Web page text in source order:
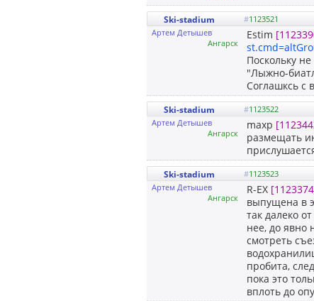
Ski-stadium #1123521
Артем Детышев
Ангарск
Estim
Поскольку
"Лыжно-
Соглашксь с
Ski-stadium #1123522
Артем Детышев
Ангарск
maxp
размещать
Ski-stadium #1123523
Артем Детышев
Ангарск
R-EX
выпущена в
так далеко
нее, до явно
смотреть
пробита,
пока это
вплоть до